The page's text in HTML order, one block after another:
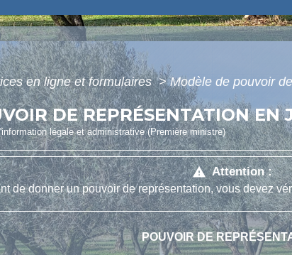
en ligne et formulaires> Modèle de pouvoir
DE REPRÉSENTATION EN
légale et administrative (Première ministre)
warning Attention :
de donner un pouvoir de représentation, vous devez
POUVOIR DE